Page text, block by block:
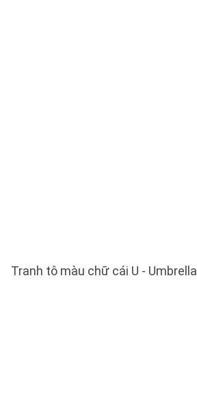
Tranh tô màu chữ cái U - Umbrella